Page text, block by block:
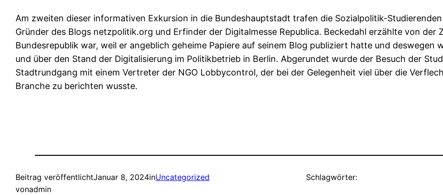
Am zweiten dieser informativen Exkursion in die Bundeshauptstadt trafen die Sozialpolitik-
Gründer des Blogs netzpolitik.org und Erfinder der Digitalmesse Republica. Beckedahl erzählte von der
Bundesrepublik war, weil er angeblich geheime Papiere auf seinem Blog publiziert hatte und deswegen
und über den Stand der Digitalisierung im Politikbetrieb in Berlin. Abgerundet wurde der Besuch der
Stadtrundgang mit einem Vertreter der NGO Lobbycontrol, der bei der Gelegenheit viel über die
Branche zu berichten wusste.
Beitrag veröffentlichtJanuar 8, 2024inUncategorized
vonadmin
Schlagwörter: